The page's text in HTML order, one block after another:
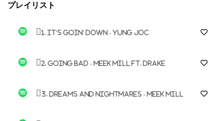
プレイリスト
1. It's Goin' Down - Yung Joc
2. Going Bad - Meek Mill ft. Drake
3. Dreams and Nightmares - Meek Mill